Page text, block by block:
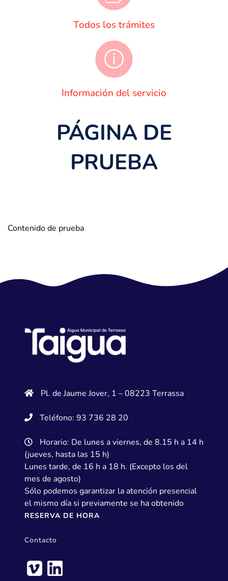
Todos los trámites
Información del servicio
PÁGINA DE
PRUEBA
Contenido de prueba
Pl. de Jaume Jover, 1 – 08223 Terrassa
Teléfono: 93 736 28 20
Horario: De lunes a viernes, de 8.15 h a 14 h
(jueves, hasta las 15 h)
Lunes tarde, de 16 h a 18 h. (Excepto los del
mes de agosto)
Sólo podemos garantizar la atención presencial
el mismo día si previamente se ha obtenido
RESERVA DE HORA
Contacto